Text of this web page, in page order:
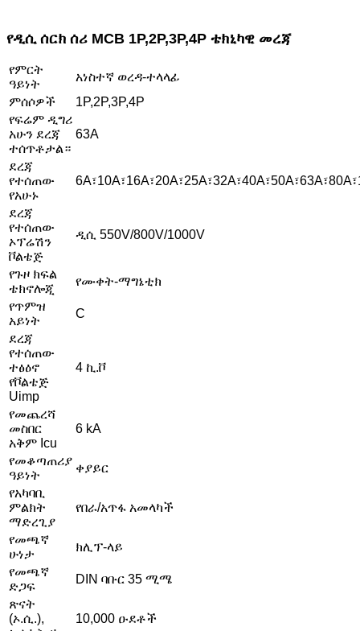
የዲሲ ሰርክ ሰሪ MCB 1P,2P,3P,4P ቴክኒካዊ መረጃ
የምርት
ዓይነት
አነስተኛ ወረዳ-ተላላፊ
ምሰሶዎች
1P,2P,3P,4P
የፍሬም ዲግሪ
አሁን ደረጃ
ተሰጥቶታል።
63A
ደረጃ
የተሰጠው
የአሁኑ
ደረጃ
የተሰጠው
ኦፕሬሽን
ቮልቴጅ
ዲሲ 550V/800V/1000V
የጉዞ ክፍል
ቴክኖሎጂ
የሙቀት-ማግኔቲክ
የጥምዝ
አይነት
C
ደረጃ
የተሰጠው
ተፅዕኖ
የቮልቴጅ
Uimp
4 ኪ.ቮ
የመጨረሻ
መስበር
አቅም Icu
6 kA
የመቆጣጠሪያ
ዓይነት
ቀያይር
የአካባቢ
ምልክት
ማድረጊያ
የበራ/አጥፋ አመላካች
የመጫኛ
ሁነታ
ክሊፕ-ላይ
የመጫኛ
ድጋፍ
DIN ባቡር 35 ሚሜ
ጽናት
(ኦ.ሲ.),
10,000 ዑደቶች